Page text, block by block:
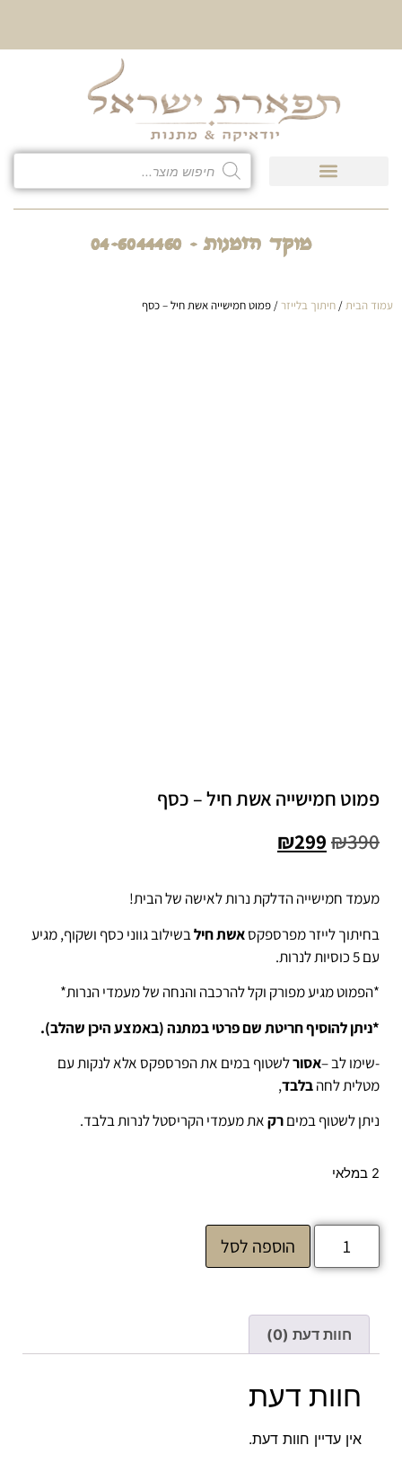
מוקד הזמנות - 04-6044460
עמוד הבית/ חיתוך בלייזר/ פמוט חמישייה אשת חיל – כסף
פמוט חמישייה אשת חיל – כסף
₪390
₪299
מעמד חמישייה הדלקת נרות לאישה של הבית!
בחיתוך לייזר מפרספקסאשת חילבשילוב גווני כסף ושקוף, מגיע
עם 5 כוסיות לנרות.
*הפמוט מגיע מפורק וקל להרכבה והנחה של מעמדי הנרות*
*ניתן להוסיף חריטת שם פרטי במתנה (באמצע היכן שהלב).
-שימו לב –אסורלשטוף במים את הפרספקס אלא לנקות עם
מטלית לחהבלבד,
ניתן לשטוף במיםרקאת מעמדי הקריסטל לנרות בלבד.
2 במלאי
הוספה לסל
חוות דעת (0)
חוות דעת
אין עדיין חוות דעת.